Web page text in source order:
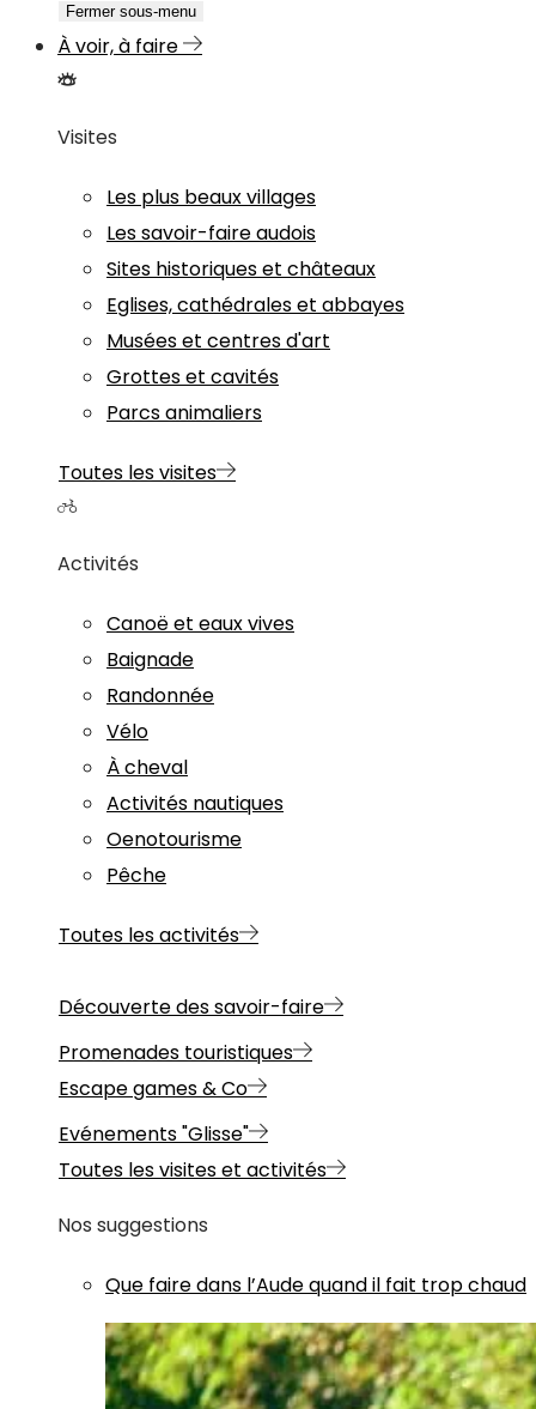
Fermer sous-menu
À voir, à faire
Visites
Les plus beaux villages
Les savoir-faire audois
Sites historiques et châteaux
Eglises, cathédrales et abbayes
Musées et centres d'art
Grottes et cavités
Parcs animaliers
Toutes les visites
Activités
Canoë et eaux vives
Baignade
Randonnée
Vélo
À cheval
Activités nautiques
Oenotourisme
Pêche
Toutes les activités
Découverte des savoir-faire
Promenades touristiques
Escape games & Co
Evénements "Glisse"
Toutes les visites et activités
Nos suggestions
Que faire dans l’Aude quand il fait trop chaud